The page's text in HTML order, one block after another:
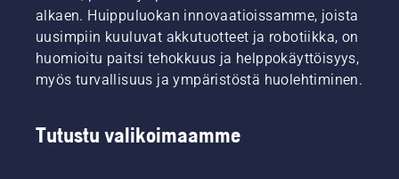
alkaen. Huippuluokan innovaatioissamme, joista
uusimpiin kuuluvat akkutuotteet ja robotiikka, on
huomioitu paitsi tehokkuus ja helppokäyttöisyys,
myös turvallisuus ja ympäristöstä huolehtiminen.
Tutustu valikoimaamme